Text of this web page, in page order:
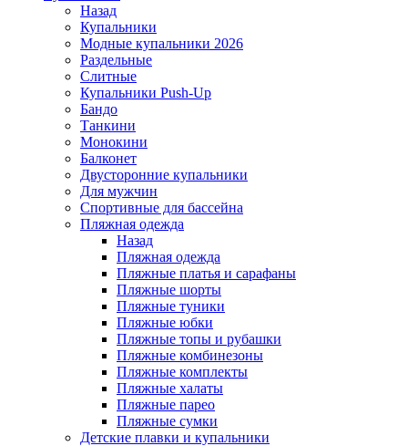
Назад
Купальники
Модные купальники 2026
Раздельные
Слитные
Купальники Push-Up
Бандо
Танкини
Монокини
Балконет
Двусторонние купальники
Для мужчин
Спортивные для бассейна
Пляжная одежда
Назад
Пляжная одежда
Пляжные платья и сарафаны
Пляжные шорты
Пляжные туники
Пляжные юбки
Пляжные топы и рубашки
Пляжные комбинезоны
Пляжные комплекты
Пляжные халаты
Пляжные парео
Пляжные сумки
Детские плавки и купальники